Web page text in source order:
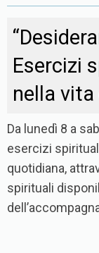
Esercizi
nella
Da lunedì 8 a
esercizi
quotidiana,
spirituali